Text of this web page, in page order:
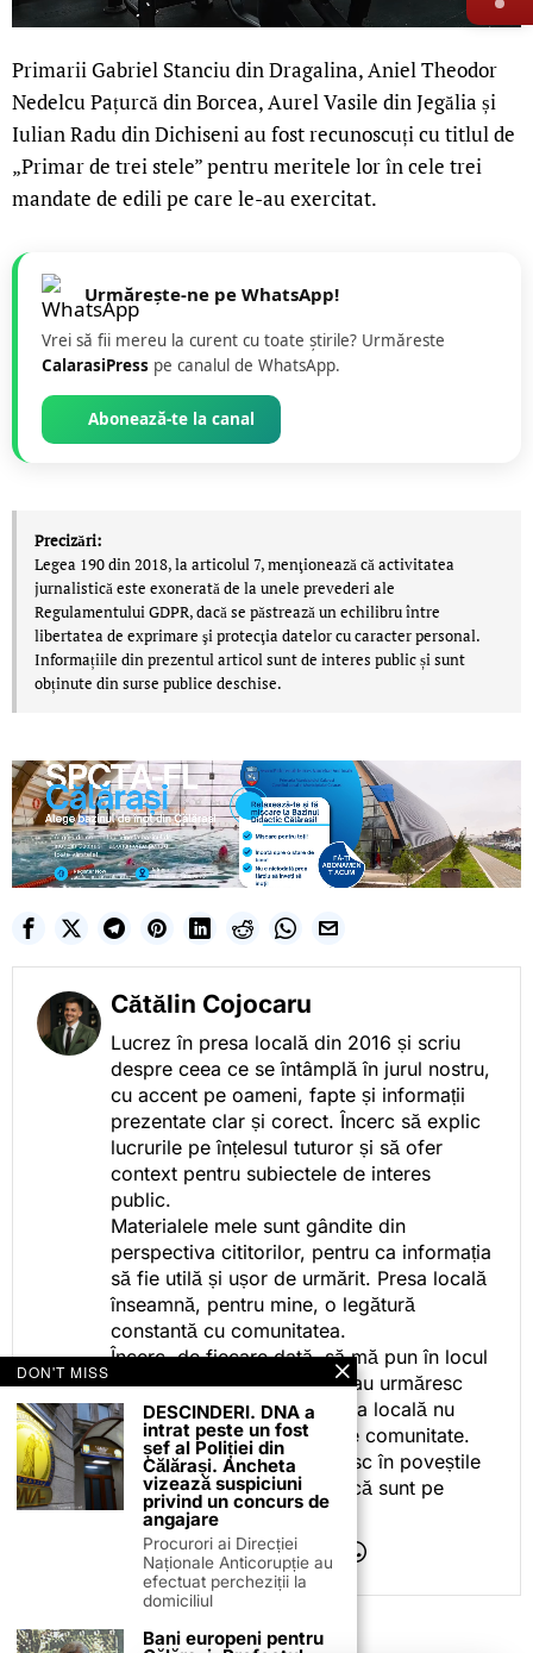
Primarii Gabriel Stanciu din Dragalina, Aniel Theodor
Nedelcu Pațurcă din Borcea, Aurel Vasile din Jegălia și
Iulian Radu din Dichiseni au fost recunoscuți cu titlul de
„Primar de trei stele” pentru meritele lor în cele trei
mandate de edili pe care le-au exercitat.
Urmărește-ne pe WhatsApp!
Vrei să fii mereu la curent cu toate știrile? Urmăreste
CalarasiPress pe canalul de WhatsApp.
Abonează-te la canal
Precizări:
Legea 190 din 2018, la articolul 7, menţionează că activitatea
jurnalistică este exonerată de la unele prevederi ale
Regulamentului GDPR, dacă se păstrează un echilibru între
libertatea de exprimare şi protecţia datelor cu caracter personal.
Informațiile din prezentul articol sunt de interes public și sunt
obținute din surse publice deschise.
Cătălin Cojocaru
Lucrez în presa locală din 2016 și scriu
despre ceea ce se întâmplă în jurul nostru,
cu accent pe oameni, fapte și informații
prezentate clar și corect. Încerc să explic
lucrurile pe înțelesul tuturor și să ofer
context pentru subiectele de interes
public.
Materialele mele sunt gândite din
perspectiva cititorilor, pentru ca informația
să fie utilă și ușor de urmărit. Presa locală
înseamnă, pentru mine, o legătură
constantă cu comunitatea.
Încerc, de fiecare dată, să mă pun în locul
celor care citesc, privesc sau urmăresc
ceea ce fac. Pentru că presa locală nu
este despre mine, ci despre comunitate.
Iar dacă oamenii se regăsesc în poveștile
pe care le spun, înseamnă că sunt pe
drumul bun.
DON'T MISS
DESCINDERI. DNA a
intrat peste un fost
șef al Poliției din
Călărași. Ancheta
vizează suspiciuni
privind un concurs de
angajare
Procurori ai Direcției
Naționale Anticorupție au
efectuat percheziții la
domiciliul
Bani europeni pentru